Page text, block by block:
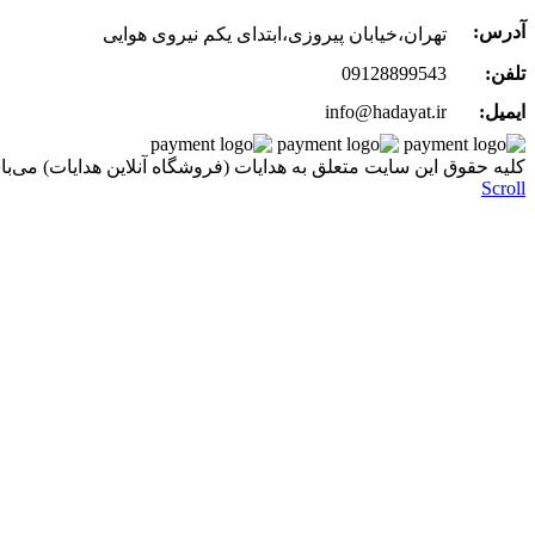
آدرس:
تهران،خیابان پیروزی،ابتدای یکم نیروی هوایی
تلفن:
09128899543
ایمیل:
info@hadayat.ir
کليه حقوق اين سايت متعلق به هدایات (فروشگاه آنلاین هدایات)
Scroll